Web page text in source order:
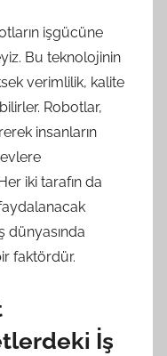
işgücüne
Bu teknolojinin
verimlilik, kalite
Robotlar,
insanların
iki tarafın da
dünyasında
faktördür.
İş